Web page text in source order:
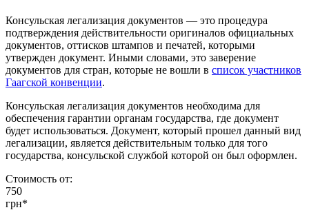
Консульская легализация документов — это процедура
подтверждения действительности оригиналов официальных
документов, оттисков штампов и печатей, которыми
утвержден документ. Иными словами, это заверение
документов для стран, которые не вошли в список участников
Гаагской конвенции.
Консульская легализация документов необходима для
обеспечения гарантии органам государства, где документ
будет использоваться. Документ, который прошел данный вид
легализации, является действительным только для того
государства, консульской службой которой он был оформлен.
Стоимость от:
750
грн*